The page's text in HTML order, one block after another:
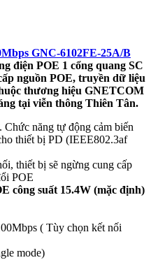
GNC-6102FE-25A/B
điện POE 1 cổng quang SC
nguồn POE, truyền dữ liệu
thương hiệu GNETCOM
tại viễn thông Thiên Tân.
năng tự động cảm biến
thiết bị PD (IEEE802.3af
thiết bị sẽ ngừng cung cấp
POE
công suất 15.4W (mặc định)
( Tùy chọn kết nối
mode)